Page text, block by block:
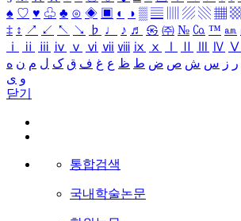
♠ ♡ ♥ ♧ ♣ ⊙ ◈ ▣ ◐ ◑ ▒ ▤ ▨ ▧ ▦
‡ ↕ ↗ ↙ ↖ ↘ ♭ ♩ ♪ ♬ ㉿ ㈜ № ㏇ ™ ㏂
ⅰ
ⅱ ⅲ ⅳ ⅴ ⅵ ⅶ ⅷ ⅸ ⅹ Ⅳ Ⅴ
ر ز س ش ص ض ط ظ ع غ ف ق ک ل م ن ه
و ی
닫기
통합검색
국내학술논문